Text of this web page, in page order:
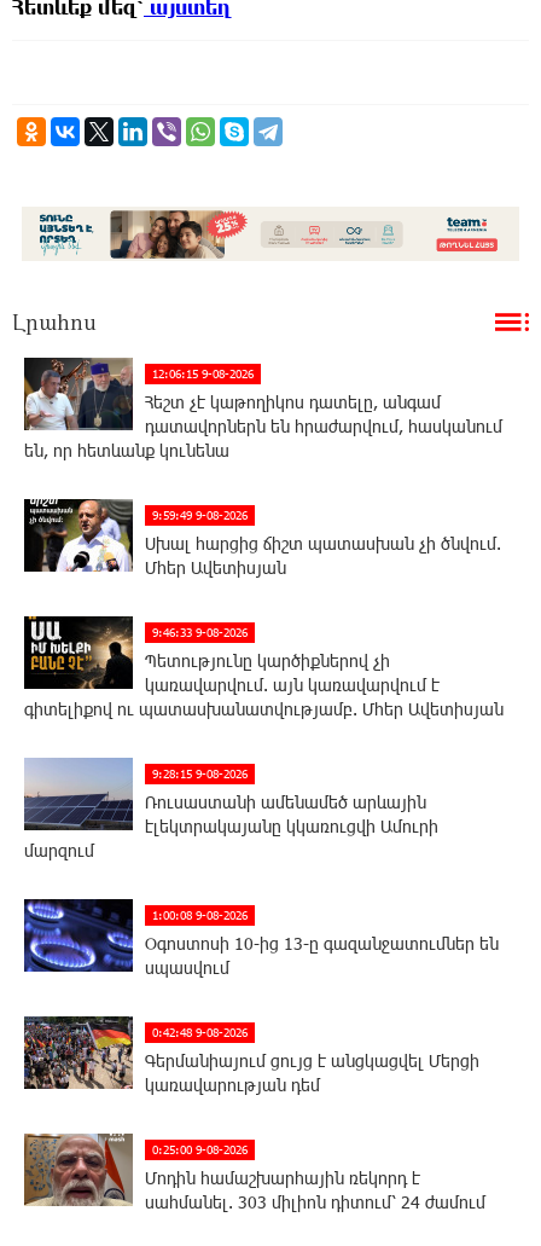
Հետևեք մեզ՝ այստեղ
Լրահոս
12:06:15 9-08-2026
Հեշտ չէ կաթողիկոս դատելը, անգամ
դատավորներն են հրաժարվում, հասկանում
են, որ հետևանք կունենա
9:59:49 9-08-2026
Սխալ հարցից ճիշտ պատասխան չի ծնվում.
Մհեր Ավետիսյան
9:46:33 9-08-2026
Պետությունը կարծիքներով չի
կառավարվում. այն կառավարվում է
գիտելիքով ու պատասխանատվությամբ. Մհեր Ավետիսյան
9:28:15 9-08-2026
Ռուսաստանի ամենամեծ արևային
էլեկտրակայանը կկառուցվի Ամուրի
մարզում
1:00:08 9-08-2026
Օգոստոսի 10-ից 13-ը գազանջատումներ են
սպասվում
0:42:48 9-08-2026
Գերմանիայում ցույց է անցկացվել Մերցի
կառավարության դեմ
0:25:00 9-08-2026
Մոդին համաշխարհային ռեկորդ է
սահմանել. 303 միլիոն դիտում՝ 24 ժամում